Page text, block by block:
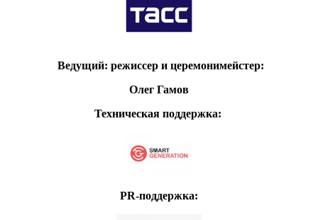
Ведущий: режиссер и церемонимейстер:
Олег Гамов
Техническая поддержка:
PR-поддержка: